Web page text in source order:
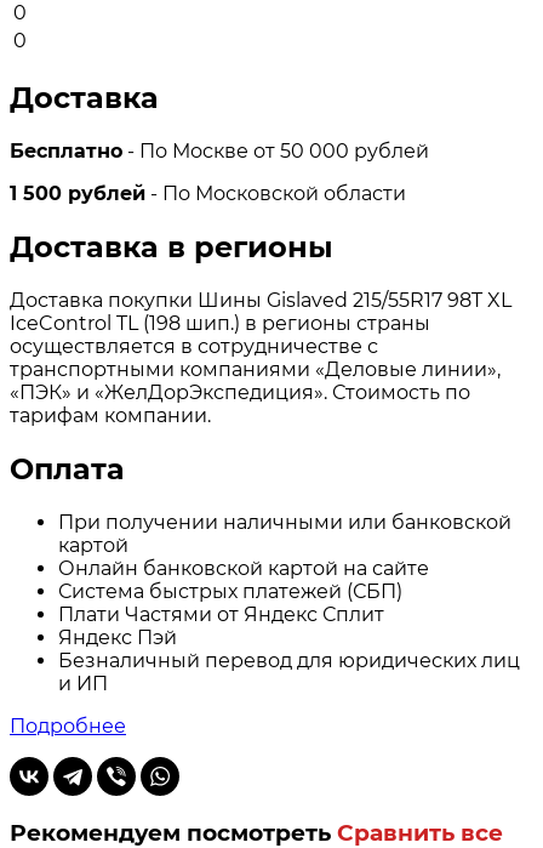
0
0
Доставка
Бесплатно - По Москве от 50 000 рублей
1 500 рублей - По Московской области
Доставка в регионы
Доставка покупки Шины Gislaved 215/55R17 98T XL
IceControl TL (198 шип.) в регионы страны
осуществляется в сотрудничестве с
транспортными компаниями «Деловые линии»,
«ПЭК» и «ЖелДорЭкспедиция». Стоимость по
тарифам компании.
Оплата
При получении наличными или банковской
картой
Онлайн банковской картой на сайте
Система быстрых платежей (СБП)
Плати Частями от Яндекс Сплит
Яндекс Пэй
Безналичный перевод для юридических лиц
и ИП
Подробнее
Рекомендуем посмотреть Сравнить все